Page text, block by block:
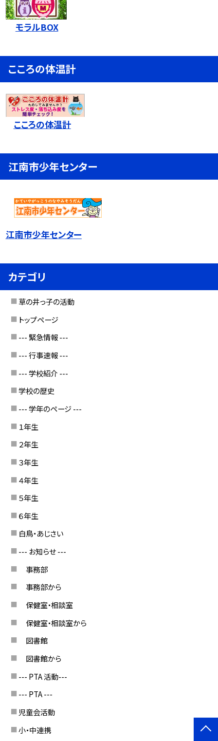
モラルBOX
こころの体温計
こころの体温計
江南市少年センター
江南市少年センター
カテゴリ
草の井っ子の活動
トップページ
--- 緊急情報 ---
--- 行事速報 ---
--- 学校紹介 ---
学校の歴史
--- 学年のページ ---
１年生
２年生
３年生
４年生
５年生
６年生
白鳥・あじさい
--- お知らせ ---
事務部
事務部から
保健室・相談室
保健室・相談室から
図書館
図書館から
--- PTA 活動---
--- PTA ---
児童会活動
小・中連携